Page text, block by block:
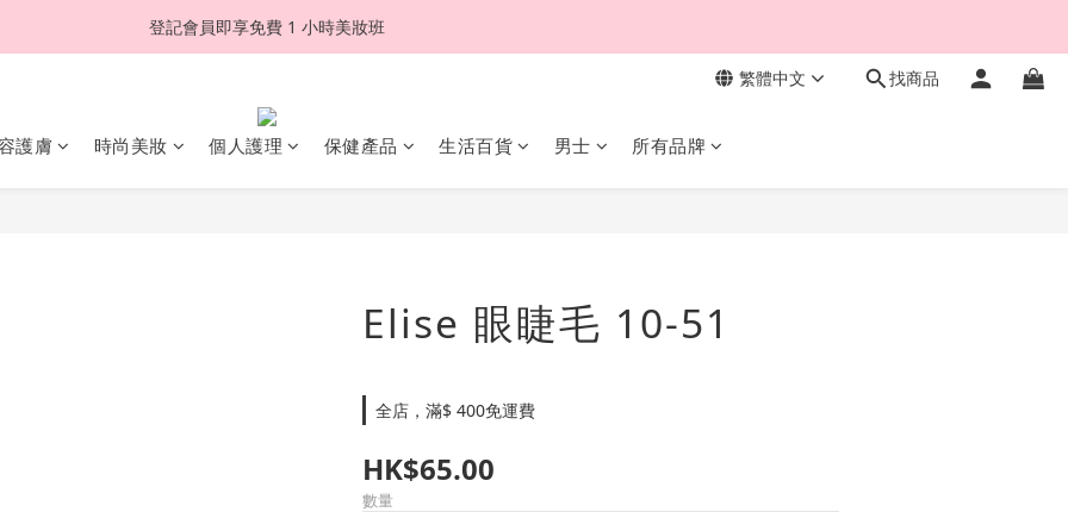
登記會員即享免費 1 小時美妝班
繁體中文 找商品
護膚 時尚美妝 個人護理 保健產品 生活百貨 男士 所有品牌
Elise 眼睫毛 10-51
全店，滿$ 400免運費
HK$65.00
數量